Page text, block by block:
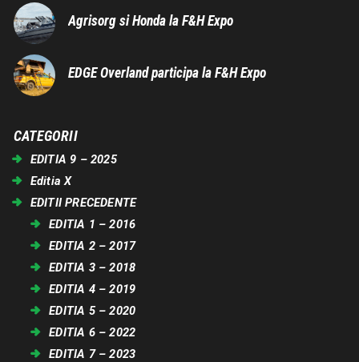
Agrisorg si Honda la F&H Expo
EDGE Overland participa la F&H Expo
CATEGORII
EDITIA 9 – 2025
Editia X
EDITII PRECEDENTE
EDITIA 1 – 2016
EDITIA 2 – 2017
EDITIA 3 – 2018
EDITIA 4 – 2019
EDITIA 5 – 2020
EDITIA 6 – 2022
EDITIA 7 – 2023